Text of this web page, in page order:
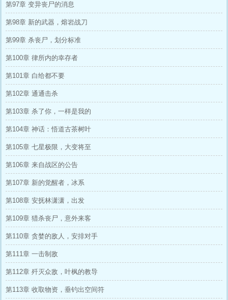
第97章 变异丧尸的消息
第98章 新的武器，熔岩战刀
第99章 杀丧尸，划分标准
第100章 律所内的幸存者
第101章 白给都不要
第102章 通通击杀
第103章 杀了你，一样是我的
第104章 神话：悟道古茶树叶
第105章 七星极限，大变将至
第106章 来自战区的公告
第107章 新的觉醒者，冰系
第108章 安抚林潇潇，出发
第109章 猎杀丧尸，意外来客
第110章 贪婪的敌人，安排对手
第111章 一击制敌
第112章 歼灭众敌，叶枫的教导
第113章 收取物资，垂钓出空间符